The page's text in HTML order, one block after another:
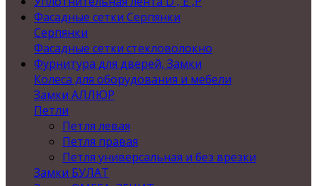
Фасадные сетки Серпянки
Серпянки
Фасадные сетки стекловолокно
Фурнитура для дверей, Замки
Колеса для оборудования и мебели
Замки АЛЛЮР
Петли
Петля левая
Петля правая
Петля универсальная и без врезки
Замки БУЛАТ